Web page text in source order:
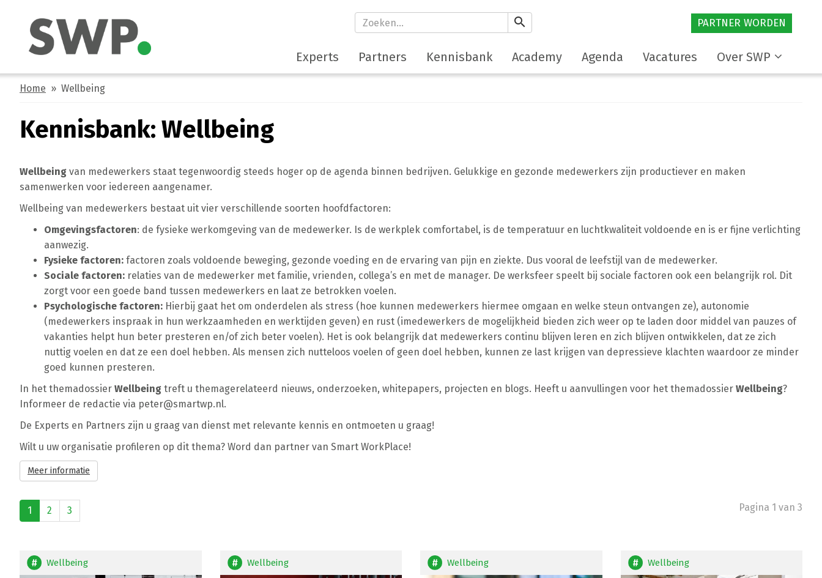
search PARTNER WORDEN
Experts Partners Kennisbank Academy Agenda Vacatures Over SWP
Home » Wellbeing
Kennisbank: Wellbeing
Wellbeing van medewerkers staat tegenwoordig steeds hoger op de agenda binnen bedrijven. Gelukkige en gezonde medewerkers zijn productiever en maken
samenwerken voor iedereen aangenamer.
Wellbeing van medewerkers bestaat uit vier verschillende soorten hoofdfactoren:
Omgevingsfactoren: de fysieke werkomgeving van de medewerker. Is de werkplek comfortabel, is de temperatuur en luchtkwaliteit voldoende en is er fijne verlichting
aanwezig.
Fysieke factoren: factoren zoals voldoende beweging, gezonde voeding en de ervaring van pijn en ziekte. Dus vooral de leefstijl van de medewerker.
Sociale factoren: relaties van de medewerker met familie, vrienden, collega’s en met de manager. De werksfeer speelt bij sociale factoren ook een belangrijk rol. Dit
zorgt voor een goede band tussen medewerkers en laat ze betrokken voelen.
Psychologische factoren: Hierbij gaat het om onderdelen als stress (hoe kunnen medewerkers hiermee omgaan en welke steun ontvangen ze), autonomie
(medewerkers inspraak in hun werkzaamheden en werktijden geven) en rust (imedewerkers de mogelijkheid bieden zich weer op te laden door middel van pauzes of
vakanties helpt hun beter presteren en/of zich beter voelen). Het is ook belangrijk dat medewerkers continu blijven leren en zich blijven ontwikkelen, dat ze zich
nuttig voelen en dat ze een doel hebben. Als mensen zich nutteloos voelen of geen doel hebben, kunnen ze last krijgen van depressieve klachten waardoor ze minder
goed kunnen presteren.
In het themadossier Wellbeing treft u themagerelateerd nieuws, onderzoeken, whitepapers, projecten en blogs. Heeft u aanvullingen voor het themadossier Wellbeing?
Informeer de redactie via peter@smartwp.nl.
De Experts en Partners zijn u graag van dienst met relevante kennis en ontmoeten u graag!
Wilt u uw organisatie profileren op dit thema? Word dan partner van Smart WorkPlace!
Meer informatie
1 2 3 Pagina 1 van 3
Wellbeing Wellbeing Wellbeing Wellbeing